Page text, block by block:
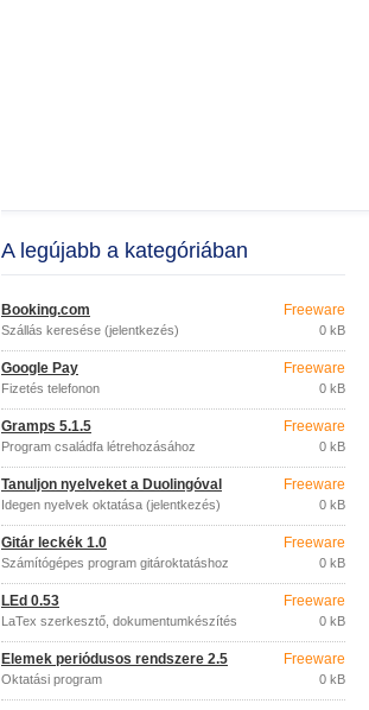
A legújabb a kategóriában
Booking.com
Szállás keresése (jelentkezés)
Freeware
0 kB
Google Pay
Fizetés telefonon
Freeware
0 kB
Gramps 5.1.5
Program családfa létrehozásához
Freeware
0 kB
Tanuljon nyelveket a Duolingóval
Idegen nyelvek oktatása (jelentkezés)
Freeware
0 kB
Gitár leckék 1.0
Számítógépes program gitároktatáshoz
Freeware
0 kB
LEd 0.53
LaTex szerkesztő, dokumentumkészítés
Freeware
0 kB
Elemek periódusos rendszere 2.5
Oktatási program
Freeware
0 kB